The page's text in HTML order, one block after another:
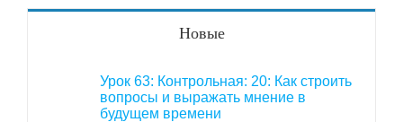
Новые
Урок 63: Контрольная: 20: Как строить
вопросы и выражать мнение в
будущем времени